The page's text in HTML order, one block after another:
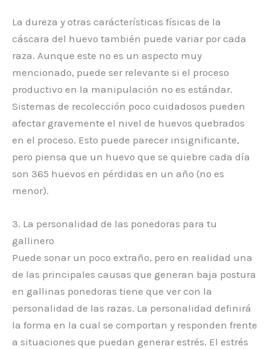
La dureza y otras carácterísticas físicas de la
cáscara del huevo también puede variar por cada
raza. Aunque este no es un aspecto muy
mencionado, puede ser relevante si el proceso
productivo en la manipulación no es estándar.
Sistemas de recolección poco cuidadosos pueden
afectar gravemente el nivel de huevos quebrados
en el proceso. Esto puede parecer insignificante,
pero piensa que un huevo que se quiebre cada día
son 365 huevos en pérdidas en un año (no es
menor).
3. La personalidad de las ponedoras para tu
gallinero
Puede sonar un poco extraño, pero en realidad una
de las principales causas que generan baja postura
en gallinas ponedoras tiene que ver con la
personalidad de las razas. La personalidad definirá
la forma en la cual se comportan y responden frente
a situaciones que puedan generar estrés. El estrés